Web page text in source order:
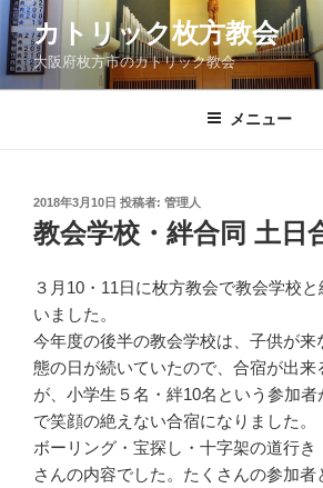
コ
ン
テ
ン
カトリック枚方教会
大阪府枚方市のカトリック教会
メニュー
投
稿
日:
2018年3月10日 投稿者: 管理人
教会学校・絆合同 土日
３月10・11日に枚方教会で教会学校
いました。
今年度の後半の教会学校は、子供が来
態の日が続いていたので、合宿が出来
が、小学生５名・絆10名という参加
で笑顔の絶えない合宿になりました。
ボーリング・宝探し・十字架の道行き
さんの内容でした。たくさんの参加者